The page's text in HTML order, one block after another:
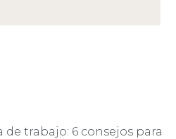
de trabajo: 6 consejos para